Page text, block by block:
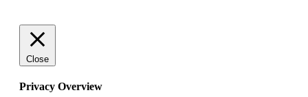
Close
Privacy Overview